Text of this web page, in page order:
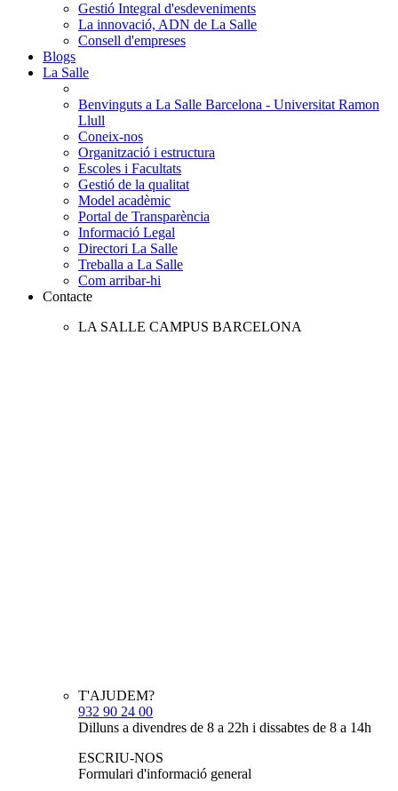
Gestió Integral d'esdeveniments
La innovació, ADN de La Salle
Consell d'empreses
Blogs
La Salle
Benvinguts a La Salle Barcelona - Universitat Ramon
Llull
Coneix-nos
Organització i estructura
Escoles i Facultats
Gestió de la qualitat
Model acadèmic
Portal de Transparència
Informació Legal
Directori La Salle
Treballa a La Salle
Com arribar-hi
Contacte
LA SALLE CAMPUS BARCELONA
T'AJUDEM?
932 90 24 00
Dilluns a divendres de 8 a 22h i dissabtes de 8 a 14h
ESCRIU-NOS
Formulari d'informació general